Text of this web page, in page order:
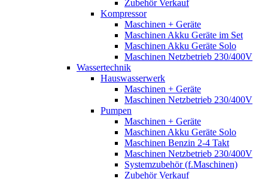
Zubehör Verkauf
Kompressor
Maschinen + Geräte
Maschinen Akku Geräte im Set
Maschinen Akku Geräte Solo
Maschinen Netzbetrieb 230/400V
Wassertechnik
Hauswasserwerk
Maschinen + Geräte
Maschinen Netzbetrieb 230/400V
Pumpen
Maschinen + Geräte
Maschinen Akku Geräte Solo
Maschinen Benzin 2-4 Takt
Maschinen Netzbetrieb 230/400V
Systemzubehör (f.Maschinen)
Zubehör Verkauf